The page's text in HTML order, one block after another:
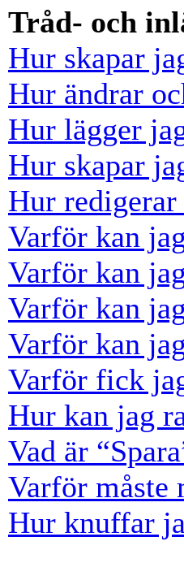
Tråd- och
Hur skapar
Hur ändrar
Hur lägger
Hur skapar
Hur
Varför kan
Varför kan
Varför kan
Varför kan
Varför fick
Hur kan jag
Vad är
Varför måste
Hur knuffar